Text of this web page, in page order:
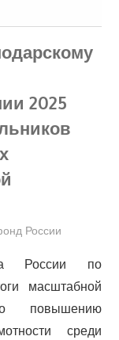
2025
России
России по
масштабной
повышению
среди